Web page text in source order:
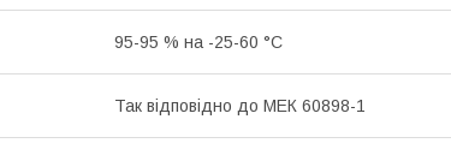
95-95 % на -25-60 °C
Так відповідно до МЕК 60898-1